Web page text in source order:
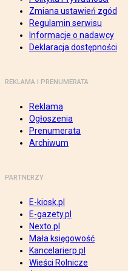
Zmiana ustawień zgód
Regulamin serwisu
Informacje o nadawcy
Deklaracja dostępności
REKLAMA I PRENUMERATA
Reklama
Ogłoszenia
Prenumerata
Archiwum
PARTNERZY
E-kiosk.pl
E-gazety.pl
Nexto.pl
Mała księgowość
Kancelarierp.pl
Wieści Rolnicze